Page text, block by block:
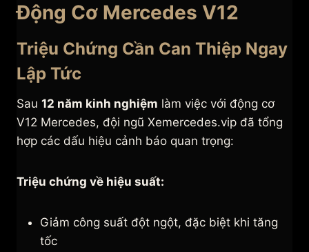
Động Cơ Mercedes V12
Triệu Chứng Cần Can Thiệp Ngay
Lập Tức
Sau 12 năm kinh nghiệm làm việc với động cơ
V12 Mercedes, đội ngũ Xemercedes.vip đã tổng
hợp các dấu hiệu cảnh báo quan trọng:
Triệu chứng về hiệu suất:
Giảm công suất đột ngột, đặc biệt khi tăng
tốc